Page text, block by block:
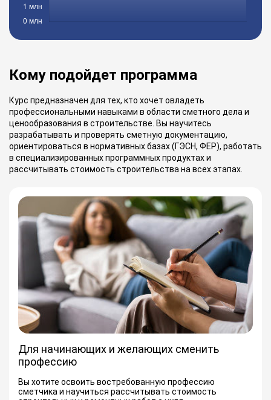
Кому подойдет программа
Курс предназначен для тех, кто хочет овладеть
профессиональными навыками в области сметного дела и
ценообразования в строительстве. Вы научитесь
разрабатывать и проверять сметную документацию,
ориентироваться в нормативных базах (ГЭСН, ФЕР), работать
в специализированных программных продуктах и
рассчитывать стоимость строительства на всех этапах.
Для начинающих и желающих сменить
профессию
Вы хотите освоить востребованную профессию
сметчика и научиться рассчитывать стоимость